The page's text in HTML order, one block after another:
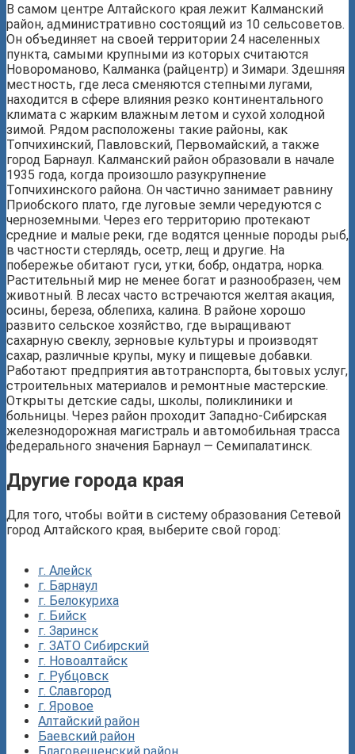
В самом центре Алтайского края лежит Калманский
район, административно состоящий из 10 сельсоветов.
Он объединяет на своей территории 24 населенных
пункта, самыми крупными из которых считаются
Новороманово, Калманка (райцентр) и Зимари. Здешняя
местность, где леса сменяются степными лугами,
находится в сфере влияния резко континентального
климата с жарким влажным летом и сухой холодной
зимой. Рядом расположены такие районы, как
Топчихинский, Павловский, Первомайский, а также
город Барнаул. Калманский район образовали в начале
1935 года, когда произошло разукрупнение
Топчихинского района. Он частично занимает равнину
Приобского плато, где луговые земли чередуются с
черноземными. Через его территорию протекают
средние и малые реки, где водятся ценные породы рыб,
в частности стерлядь, осетр, лещ и другие. На
побережье обитают гуси, утки, бобр, ондатра, норка.
Растительный мир не менее богат и разнообразен, чем
животный. В лесах часто встречаются желтая акация,
осины, береза, облепиха, калина. В районе хорошо
развито сельское хозяйство, где выращивают
сахарную свеклу, зерновые культуры и производят
сахар, различные крупы, муку и пищевые добавки.
Работают предприятия автотранспорта, бытовых услуг,
строительных материалов и ремонтные мастерские.
Открыты детские сады, школы, поликлиники и
больницы. Через район проходит Западно-Сибирская
железнодорожная магистраль и автомобильная трасса
федерального значения Барнаул — Семипалатинск.
Другие города края
Для того, чтобы войти в систему образования Сетевой
город Алтайского края, выберите свой город:
г. Алейск
г. Барнаул
г. Белокуриха
г. Бийск
г. Заринск
г. ЗАТО Сибирский
г. Новоалтайск
г. Рубцовск
г. Славгород
г. Яровое
Алтайский район
Баевский район
Благовещенский район